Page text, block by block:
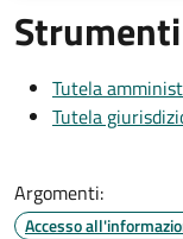
Tutela
Tutela
Argomenti:
Accesso